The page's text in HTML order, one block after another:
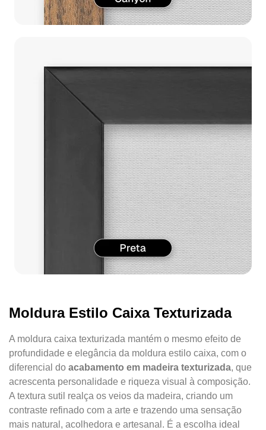
Moldura Estilo Caixa Texturizada
A moldura caixa texturizada mantém o mesmo efeito de
profundidade e elegância da moldura estilo caixa, com o
diferencial do acabamento em madeira texturizada, que
acrescenta personalidade e riqueza visual à composição.
A textura sutil realça os veios da madeira, criando um
contraste refinado com a arte e trazendo uma sensação
mais natural, acolhedora e artesanal. É a escolha ideal